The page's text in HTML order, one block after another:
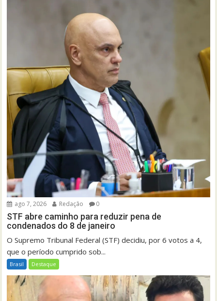
ago 7, 2026 Redação 0
STF abre caminho para reduzir pena de
condenados do 8 de janeiro
O Supremo Tribunal Federal (STF) decidiu, por 6 votos a 4,
que o período cumprido sob...
Brasil Destaque